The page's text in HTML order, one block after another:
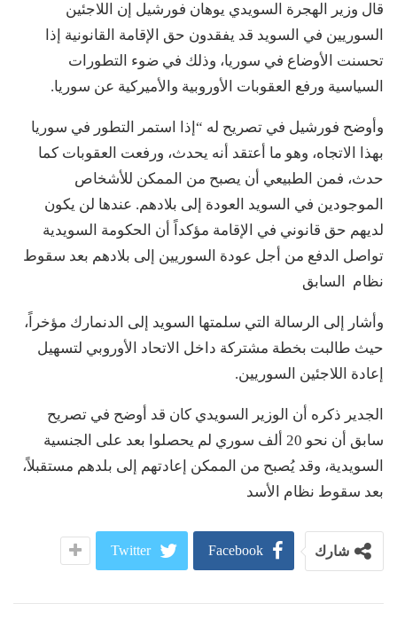
قال وزير الهجرة السويدي يوهان فورشيل إن اللاجئين
السوريين في السويد قد يفقدون حق الإقامة القانونية إذا
تحسنت الأوضاع في سوريا، وذلك في ضوء التطورات
السياسية ورفع العقوبات الأوروبية والأميركية عن سوريا.
وأوضح فورشيل في تصريح له “إذا استمر التطور في سوريا
بهذا الاتجاه، وهو ما أعتقد أنه يحدث، ورفعت العقوبات كما
حدث، فمن الطبيعي أن يصبح من الممكن للأشخاص
الموجودين في السويد العودة إلى بلادهم. عندها لن يكون
لديهم حق قانوني في الإقامة مؤكداً أن الحكومة السويدية
تواصل الدفع من أجل عودة السوريين إلى بلادهم بعد سقوط
نظام السابق
وأشار إلى الرسالة التي سلمتها السويد إلى الدنمارك مؤخراً،
حيث طالبت بخطة مشتركة داخل الاتحاد الأوروبي لتسهيل
إعادة اللاجئين السوريين.
الجدير ذكره أن الوزير السويدي كان قد أوضح في تصريح
سابق أن نحو 20 ألف سوري لم يحصلوا بعد على الجنسية
السويدية، وقد يُصبح من الممكن إعادتهم إلى بلدهم مستقبلاً،
بعد سقوط نظام الأسد
شارك Facebook
Twitter